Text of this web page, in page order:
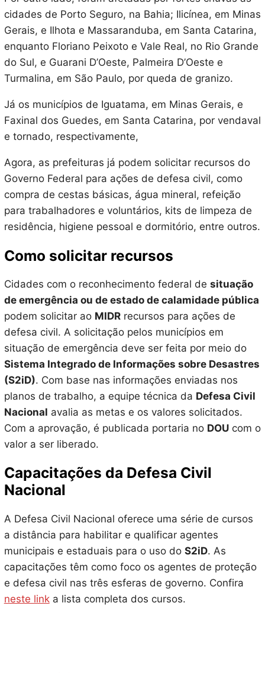
cidades de Porto Seguro, na Bahia; Ilicínea, em Minas
Gerais, e Ilhota e Massaranduba, em Santa Catarina,
enquanto Floriano Peixoto e Vale Real, no Rio Grande
do Sul, e Guarani D’Oeste, Palmeira D’Oeste e
Turmalina, em São Paulo, por queda de granizo.
Já os municípios de Iguatama, em Minas Gerais, e
Faxinal dos Guedes, em Santa Catarina, por vendaval
e tornado, respectivamente,
Agora, as prefeituras já podem solicitar recursos do
Governo Federal para ações de defesa civil, como
compra de cestas básicas, água mineral, refeição
para trabalhadores e voluntários, kits de limpeza de
residência, higiene pessoal e dormitório, entre outros.
Como solicitar recursos
Cidades com o reconhecimento federal de situação
de emergência ou de estado de calamidade pública
podem solicitar ao MIDRrecursos para ações de
defesa civil. A solicitação pelos municípios em
situação de emergência deve ser feita por meio do
Sistema Integrado de Informações sobre Desastres
(S2iD). Com base nas informações enviadas nos
planos de trabalho, a equipe técnica da Defesa Civil
Nacional avalia as metas e os valores solicitados.
Com a aprovação, é publicada portaria no DOUcom o
valor a ser liberado.
Capacitações da Defesa Civil
Nacional
A Defesa Civil Nacional oferece uma série de cursos
a distância para habilitar e qualificar agentes
municipais e estaduais para o uso do S2iD. As
capacitações têm como foco os agentes de proteção
e defesa civil nas três esferas de governo. Confira
neste linka lista completa dos cursos.